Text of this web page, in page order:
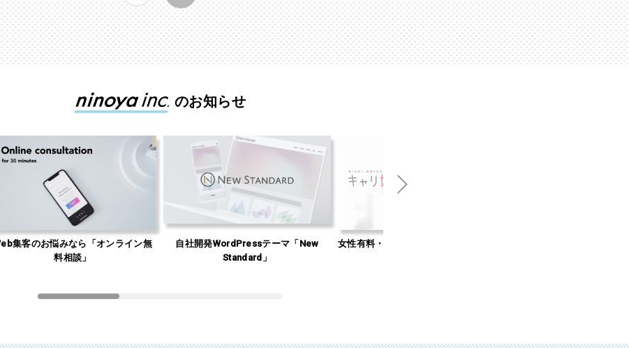
のお知らせ
自社開発WordPressテーマ「New
Standard」
女性有料・男性無料の婚活サイト「キャ
リ婚」
Web集客のお悩みなら「オンライン無